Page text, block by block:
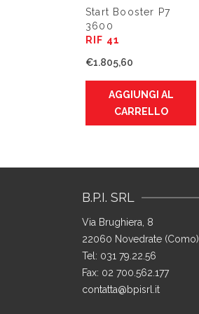
Start Booster P7
3600
RIF 41
€1.805,60
AGGIUNGI AL
CARRELLO
B.P.I. SRL
Via Brughiera, 8
22060 Novedrate (Como)
Tel: 031 79.22.56
Fax: 02 700.562.177
contatta@bpisrl.it